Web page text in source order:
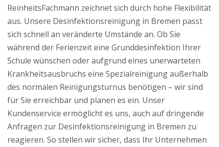
ReinheitsFachmann zeichnet sich durch hohe Flexibilität
aus. Unsere Desinfektionsreinigung in Bremen passt
sich schnell an veränderte Umstände an. Ob Sie
während der Ferienzeit eine Grunddesinfektion Ihrer
Schule wünschen oder aufgrund eines unerwarteten
Krankheitsausbruchs eine Spezialreinigung außerhalb
des normalen Reinigungsturnus benötigen – wir sind
für Sie erreichbar und planen es ein. Unser
Kundenservice ermöglicht es uns, auch auf dringende
Anfragen zur Desinfektionsreinigung in Bremen zu
reagieren. So stellen wir sicher, dass Ihr Unternehmen